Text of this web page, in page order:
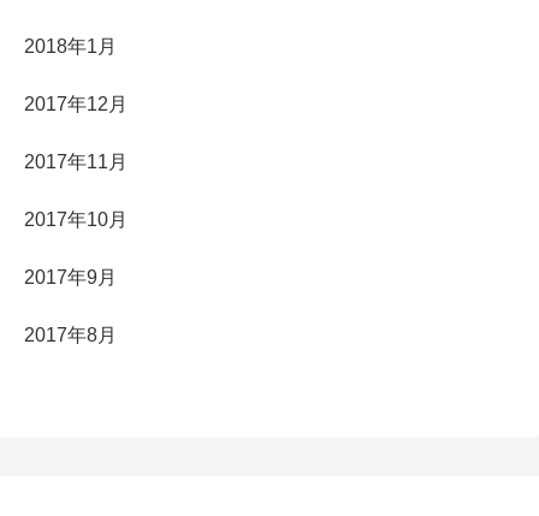
2018年1月
2017年12月
2017年11月
2017年10月
2017年9月
2017年8月